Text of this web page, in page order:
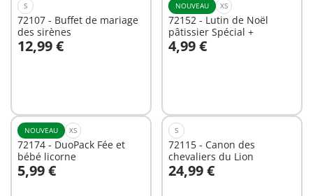
S
72107 - Buffet de mariage
des sirènes
12,99 €
Au panier
NOUVEAU XS
72152 - Lutin de Noël
pâtissier Spécial +
4,99 €
NOUVEAU XS
72174 - DuoPack Fée et
bébé licorne
5,99 €
S
72115 - Canon des
chevaliers du Lion
24,99 €